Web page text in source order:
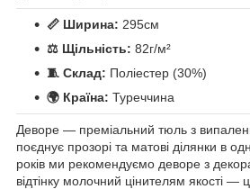
📏 Ширина: 295см
⚖️ Щільність: 82г/м²
🧵 Склад: Поліестер (30%)
🌍 Країна: Туреччина
Деворе — преміальний тюль з
поєднує прозорі та матові ділянки в
років ми рекомендуємо деворе з
відтінку молочний цінителям якості —